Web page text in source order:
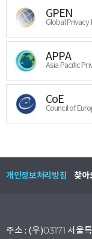
GPEN
Global
APPA
Asia Pacific
CoE
Council of
개인정보처리방침 찾아
주소 : (우)03171 서울